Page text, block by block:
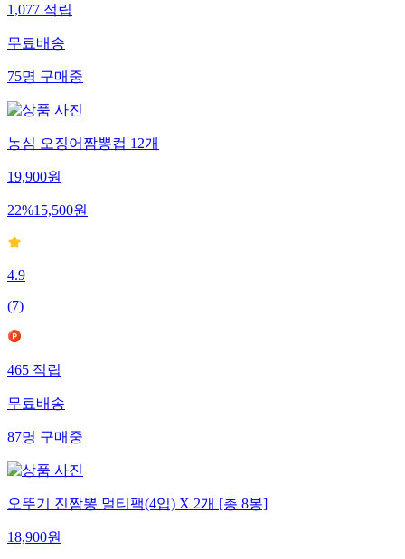
1,077적립
무료배송
75명구매중
농심 오징어짬뽕컵 12개
19,900원
22%15,500원
4.9
(7)
465적립
무료배송
87명구매중
오뚜기 진짬뽕 멀티팩(4입) X 2개 [총 8봉]
18,900원